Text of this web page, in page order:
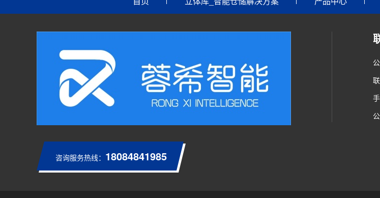
咨询服务热线： 18084841985